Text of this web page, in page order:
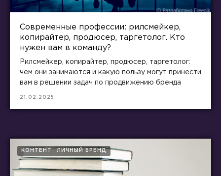
Современные профессии: рилсмейкер,
копирайтер, продюсер, таргетолог. Кто
нужен вам в команду?
Рилсмейкер, копирайтер, продюсер, таргетолог:
чем они занимаются и какую пользу могут принести
вам в решении задач по продвижению бренда
21.02.2025
КОНТЕНТ ЛИЧНЫЙ БРЕНД